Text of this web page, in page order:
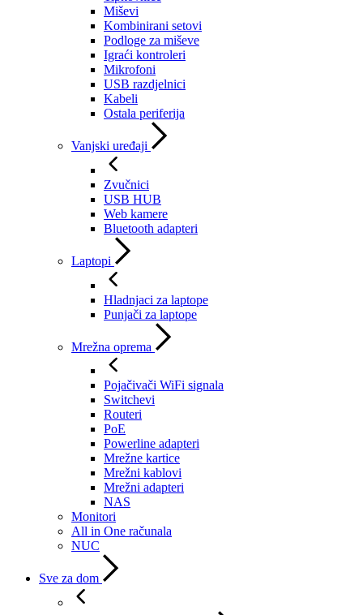
Miševi
Kombinirani setovi
Podloge za miševe
Igraći kontroleri
Mikrofoni
USB razdjelnici
Kabeli
Ostala periferija
Vanjski uređaji
Zvučnici
USB HUB
Web kamere
Bluetooth adapteri
Laptopi
Hladnjaci za laptope
Punjači za laptope
Mrežna oprema
Pojačivači WiFi signala
Switchevi
Routeri
PoE
Powerline adapteri
Mrežne kartice
Mrežni kablovi
Mrežni adapteri
NAS
Monitori
All in One računala
NUC
Sve za dom